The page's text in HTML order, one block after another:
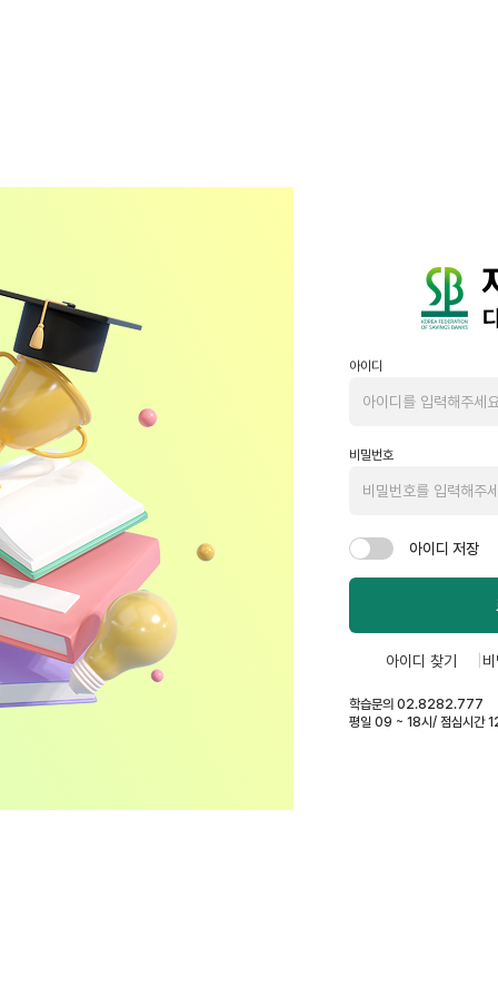
아이디
비밀번호
아이디 저장
아이디 찾기
학습문의 02.8282.777
평일 09 ~ 18시/ 점심시간